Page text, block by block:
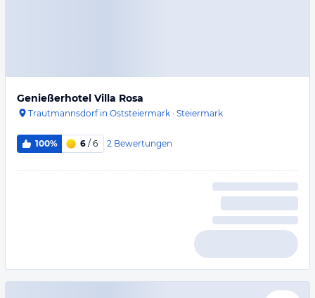
Genießerhotel Villa Rosa
Trautmannsdorf in Oststeiermark · Steiermark
100% 6 / 6 2 Bewertungen